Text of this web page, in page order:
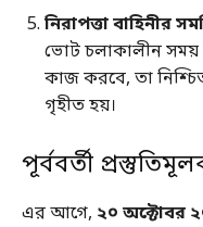
নিরাপত্তা বাহিনীর
ভোট চলাকালীন সময়
কাজ করবে, তা
গৃহীত হয়।
পূর্ববর্তী
এর আগে, ২০ অক্টোবর